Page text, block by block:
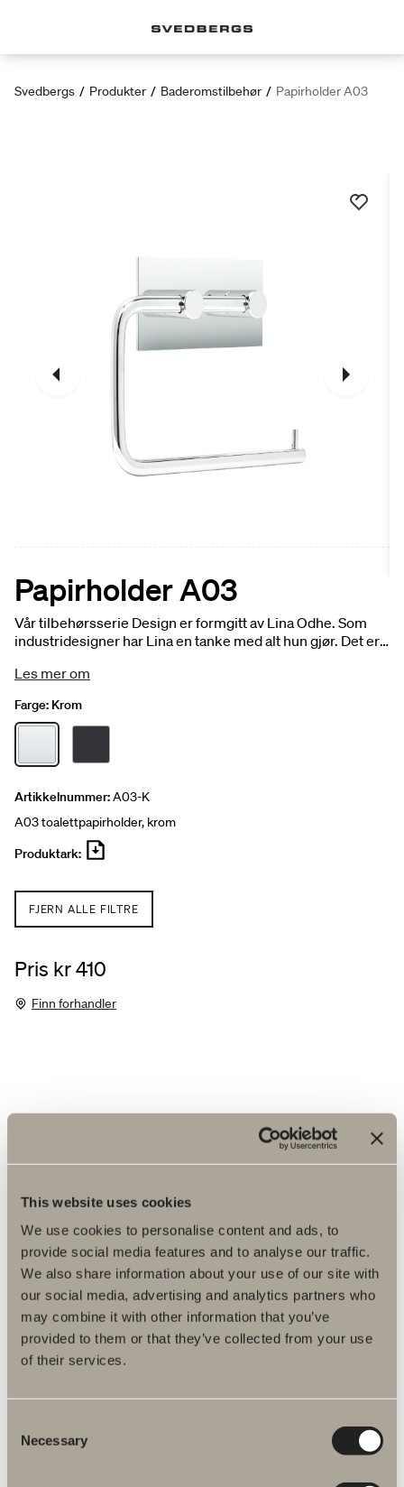
This website uses cookies
We use cookies to personalise content and ads, to
provide social media features and to analyse our traffic.
We also share information about your use of our site with
our social media, advertising and analytics partners who
may combine it with other information that you’ve
provided to them or that they’ve collected from your use
of their services.
Selection
Necessary
Svedbergs / Produkter / Baderomstilbehør / Papirholder A03
Papirholder A03
Vår tilbehørsserie Design er formgitt av Lina Odhe. Som
industridesigner har Lina en tanke med alt hun gjør. Det er
Svedbergs’ idé om funksjon og utseende. Det går en rød
del en egen identitet. Detaljer kanskje. Men viktige for et
komplett baderom. Toiletpapirholder A03, tosidig teip 3M.
Les mer om
Farge: Krom
Artikkelnummer:A03-K
A03 toalettpapirholder, krom
Produktark:
FJERN ALLE FILTRE
Pris kr 410
Finn forhandler
Vedlikeholdsråd
Monteringsanvisninger
Artikkelnummer
Spesifikasjon